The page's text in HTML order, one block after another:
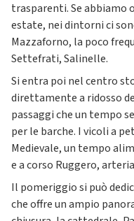
trasparenti. Se
estate, nei dintorni ci
Mazzaforno, la poco
Settefrati, Salinelle.
Si entra poi nel centro
direttamente a ridosso
passaggi che un tempo
per le barche. I vicoli a
Medievale, un tempo
e a corso Ruggero,
Il pomeriggio si può
che offre un ampio